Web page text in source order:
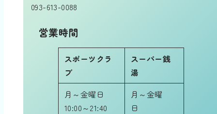
093-613-0088
営業時間
スポーツクラ
ブ
スーパー銭
湯
月～金曜日
10:00～21:40
月～金曜
日